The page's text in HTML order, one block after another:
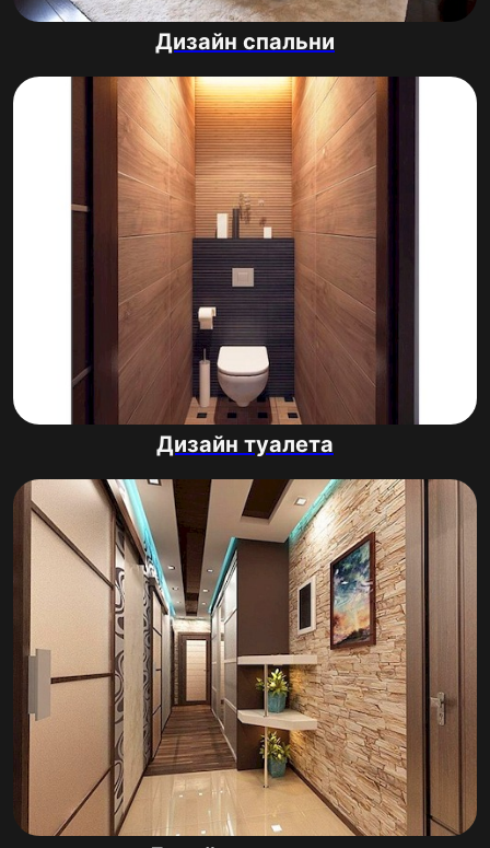
Дизайн спальни
Дизайн туалета